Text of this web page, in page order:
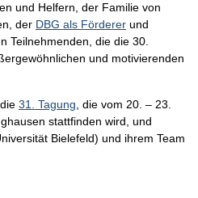
und Helfern, der Familie von
der DBG als Förderer und
Teilnehmenden, die die 30.
und motivierenden
31. Tagung , die vom 20. – 23.
stattfinden wird, und
Bielefeld) und ihrem Team